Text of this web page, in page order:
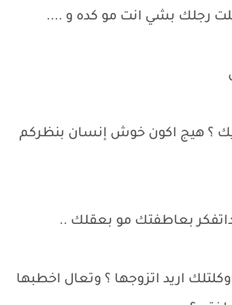
رجلك بشي انت مو كده و ....
؟ هيج اكون خوش إنسان بنظركم
بعاطفتك مو بعقلك ..
اريد اتزوجها ؟ وتعال اخطبها